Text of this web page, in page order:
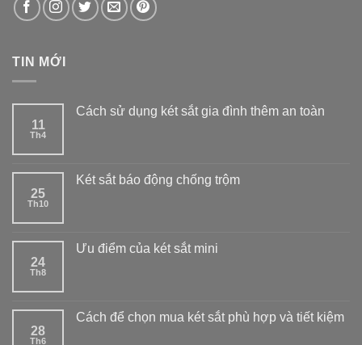
TIN MỚI
11
Th4
Cách sử dụng két sắt gia đình thêm an toàn
25
Th10
Két sắt báo động chống trộm
24
Th8
Ưu điểm của két sắt mini
28
Th6
Cách để chọn mua két sắt phù hợp và tiết kiệm